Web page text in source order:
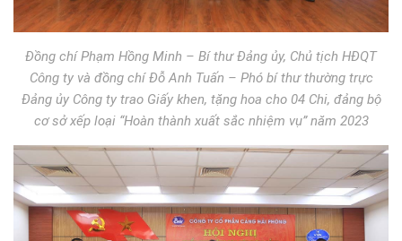
Đồng chí Phạm Hồng Minh – Bí thư Đảng ủy, Chủ tịch HĐQT
Công ty và đồng chí Đỗ Anh Tuấn – Phó bí thư thường trực
Đảng ủy Công ty trao Giấy khen, tặng hoa cho 04 Chi, đảng bộ
cơ sở xếp loại “Hoàn thành xuất sắc nhiệm vụ” năm 2023